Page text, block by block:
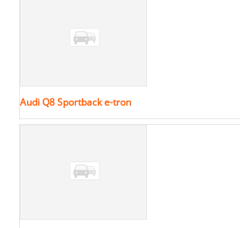
Audi Q8 Sportback e-tron